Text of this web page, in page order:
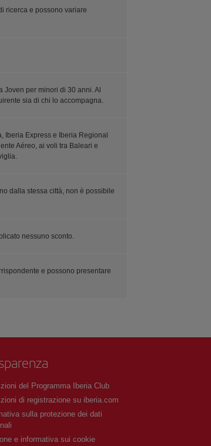
ricerca e possono variare
per minori di 30 anni. Al
sia di chi lo accompagna.
Iberia Express e Iberia Regional
Aéreo, ai voli tra Baleari e
dalla stessa città, non è possibile
nessuno sconto.
e possono presentare
del Programma Iberia Club
di registrazione su iberia.com
sulla protezione dei dati
e informativa sui cookie